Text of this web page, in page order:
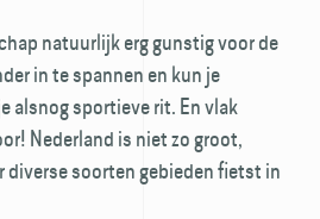
natuurlijk erg gunstig voor de
in te spannen en kun je
alsnog sportieve rit. En vlak
Nederland is niet zo groot,
diverse soorten gebieden fietst in